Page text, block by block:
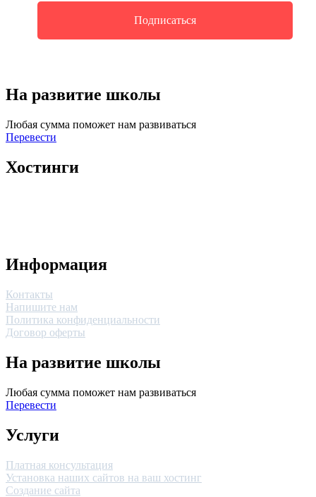
На развитие школы
Любая сумма поможет нам развиваться
Перевести
Хостинги
Информация
Контакты
Напишите нам
Политика конфиденциальности
Договор оферты
На развитие школы
Любая сумма поможет нам развиваться
Перевести
Услуги
Платная консультация
Установка наших сайтов на ваш хостинг
Создание сайта